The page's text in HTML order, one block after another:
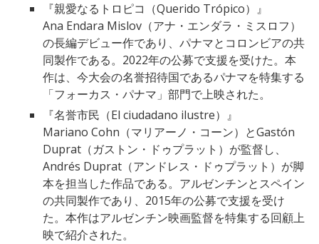
『親愛なるトロピコ（Querido Trópico）』
Ana Endara Mislov（アナ・エンダラ・ミスロフ）
の長編デビュー作であり、パナマとコロンビアの共
同製作である。2022年の公募で支援を受けた。本
作は、今大会の名誉招待国であるパナマを特集する
「フォーカス・パナマ」部門で上映された。
『名誉市民（El ciudadano ilustre）』
Mariano Cohn（マリアーノ・コーン）とGastón
Duprat（ガストン・ドゥプラット）が監督し、
Andrés Duprat（アンドレス・ドゥプラット）が脚
本を担当した作品である。アルゼンチンとスペイン
の共同製作であり、2015年の公募で支援を受け
た。本作はアルゼンチン映画監督を特集する回顧上
映で紹介された。